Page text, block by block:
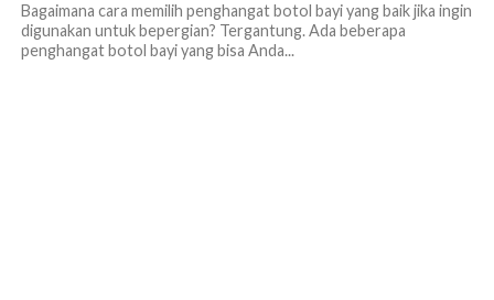
Bagaimana cara memilih penghangat botol bayi yang baik jika ingin
digunakan untuk bepergian? Tergantung. Ada beberapa
penghangat botol bayi yang bisa Anda...